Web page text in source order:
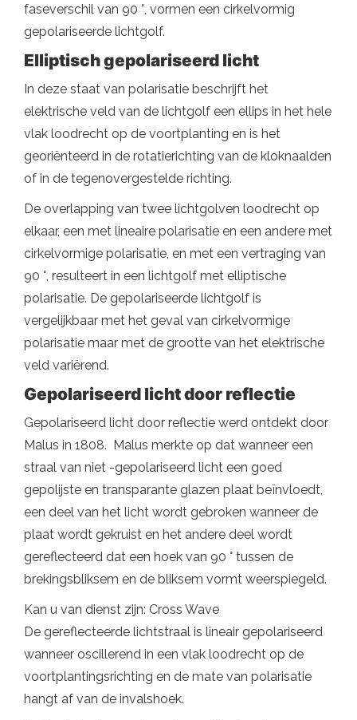
faseverschil van 90 °, vormen een cirkelvormig
gepolariseerde lichtgolf.
Elliptisch gepolariseerd licht
In deze staat van polarisatie beschrijft het
elektrische veld van de lichtgolf een ellips in het hele
vlak loodrecht op de voortplanting en is het
georiënteerd in de rotatierichting van de kloknaalden
of in de tegenovergestelde richting.
De overlapping van twee lichtgolven loodrecht op
elkaar, een met lineaire polarisatie en een andere met
cirkelvormige polarisatie, en met een vertraging van
90 °, resulteert in een lichtgolf met elliptische
polarisatie. De gepolariseerde lichtgolf is
vergelijkbaar met het geval van cirkelvormige
polarisatie maar met de grootte van het elektrische
veld variërend.
Gepolariseerd licht door reflectie
Gepolariseerd licht door reflectie werd ontdekt door
Malus in 1808. Malus merkte op dat wanneer een
straal van niet -gepolariseerd licht een goed
gepolijste en transparante glazen plaat beïnvloedt,
een deel van het licht wordt gebroken wanneer de
plaat wordt gekruist en het andere deel wordt
gereflecteerd dat een hoek van 90 ° tussen de
brekingsbliksem en de bliksem vormt weerspiegeld.
Kan u van dienst zijn: Cross Wave
De gereflecteerde lichtstraal is lineair gepolariseerd
wanneer oscillerend in een vlak loodrecht op de
voortplantingsrichting en de mate van polarisatie
hangt af van de invalshoek.